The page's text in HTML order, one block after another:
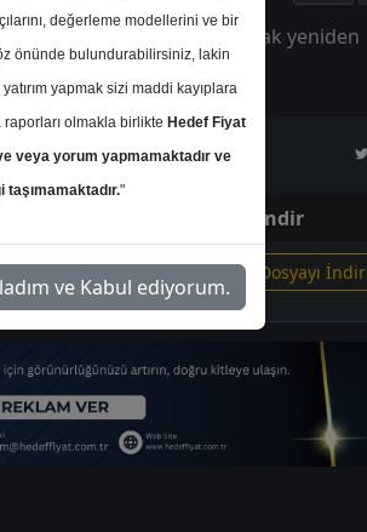
TL hedef fiyat ile 'AL' olarak yeniden
İndir
İlgili Dosyayı İndir
değerleme modellerini ve bir
önünde bulundurabilirsiniz, lakin
yapmak sizi maddi kayıplara
olmakla birlikte Hedef Fiyat
veya yorum yapmamaktadır ve
"
Beyan edilen metni Okudum, Anladım ve Kabul ediyorum.